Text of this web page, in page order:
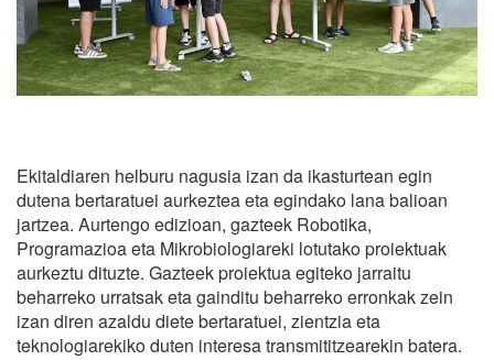
Ekitaldiaren helburu nagusia izan da ikasturtean egin
dutena bertaratuei aurkeztea eta egindako lana balioan
jartzea. Aurtengo edizioan, gazteek Robotika,
Programazioa eta Mikrobiologiareki lotutako proiektuak
aurkeztu dituzte. Gazteek proiektua egiteko jarraitu
beharreko urratsak eta gainditu beharreko erronkak zein
izan diren azaldu diete bertaratuei, zientzia eta
teknologiarekiko duten interesa transmititzearekin batera.